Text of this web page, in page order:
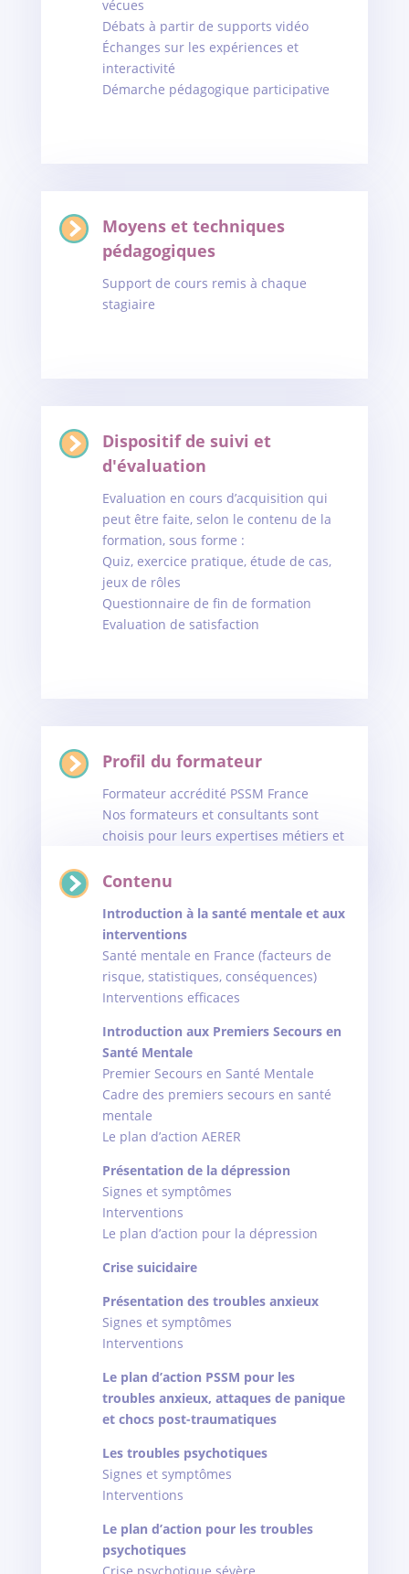
vécues
Débats à partir de supports vidéo
Échanges sur les expériences et
interactivité
Démarche pédagogique participative
Moyens et techniques
pédagogiques
Support de cours remis à chaque
stagiaire
Dispositif de suivi et
d'évaluation
Evaluation en cours d’acquisition qui
peut être faite, selon le contenu de la
formation, sous forme :
Quiz, exercice pratique, étude de cas,
jeux de rôles
Questionnaire de fin de formation
Evaluation de satisfaction
Profil du formateur
Formateur accrédité PSSM France
Nos formateurs et consultants sont
choisis pour leurs expertises métiers et
Contenu
Introduction à la santé mentale et aux
interventions
Santé mentale en France (facteurs de
risque, statistiques, conséquences)
Interventions efficaces
Introduction aux Premiers Secours en
Santé Mentale
Premier Secours en Santé Mentale
Cadre des premiers secours en santé
mentale
Le plan d’action AERER
Présentation de la dépression
Signes et symptômes
Interventions
Le plan d’action pour la dépression
Crise suicidaire
Présentation des troubles anxieux
Signes et symptômes
Interventions
Le plan d’action PSSM pour les
troubles anxieux, attaques de panique
et chocs post-traumatiques
Les troubles psychotiques
Signes et symptômes
Interventions
Le plan d’action pour les troubles
psychotiques